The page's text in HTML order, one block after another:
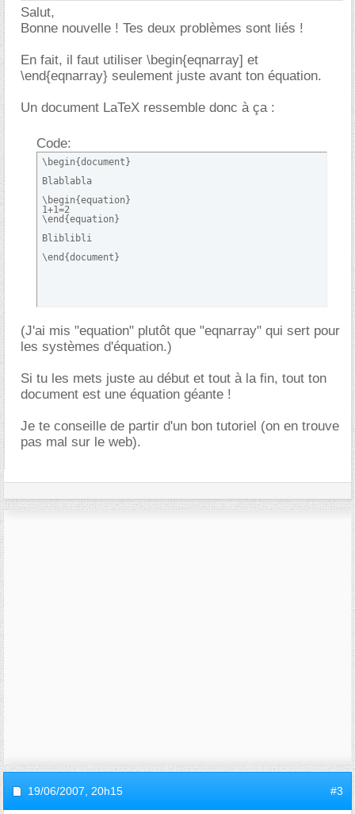
Salut,
Bonne nouvelle ! Tes deux problèmes sont liés !
En fait, il faut utiliser \begin{eqnarray] et
\end{eqnarray} seulement juste avant ton équation.
Un document LaTeX ressemble donc à ça :
Code:
\begin{document}
Blablabla
\begin{equation}
1+1=2
\end{equation}
Bliblibli
\end{document}
(J'ai mis "equation" plutôt que "eqnarray" qui sert pour
les systèmes d'équation.)
Si tu les mets juste au début et tout à la fin, tout ton
document est une équation géante !
Je te conseille de partir d'un bon tutoriel (on en trouve
pas mal sur le web).
19/06/2007, 20h15 #3